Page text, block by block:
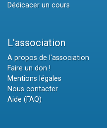
Dédicacer un cours
L'association
A propos de l'association
Faire un don !
Mentions légales
Nous contacter
Aide (FAQ)